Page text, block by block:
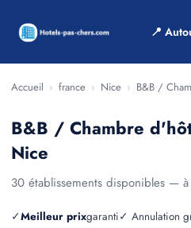
📍
Accueil › france › Nice › B&B /
B&B / Chambre
Nice
30 établissements disponibles —
✓Meilleur prixgaranti✓ Annulation